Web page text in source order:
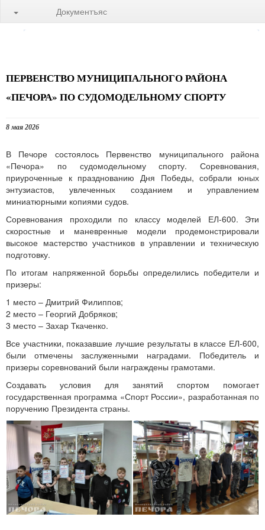
Документъяс
ПЕРВЕНСТВО МУНИЦИПАЛЬНОГО РАЙОНА
«ПЕЧОРА» ПО СУДОМОДЕЛЬНОМУ СПОРТУ
8 мая 2026
В Печоре состоялось Первенство муниципального района
«Печора» по судомодельному спорту. Соревнования,
приуроченные к празднованию Дня Победы, собрали юных
энтузиастов, увлеченных созданием и управлением
миниатюрными копиями судов.
Соревнования проходили по классу моделей ЕЛ-600. Эти
скоростные и маневренные модели продемонстрировали
высокое мастерство участников в управлении и техническую
подготовку.
По итогам напряженной борьбы определились победители и
призеры:
1 место – Дмитрий Филиппов;
2 место – Георгий Добряков;
3 место – Захар Ткаченко.
Все участники, показавшие лучшие результаты в классе ЕЛ-600,
были отмечены заслуженными наградами. Победитель и
призеры соревнований были награждены грамотами.
Создавать условия для занятий спортом помогает
государственная программа «Спорт России», разработанная по
поручению Президента страны.